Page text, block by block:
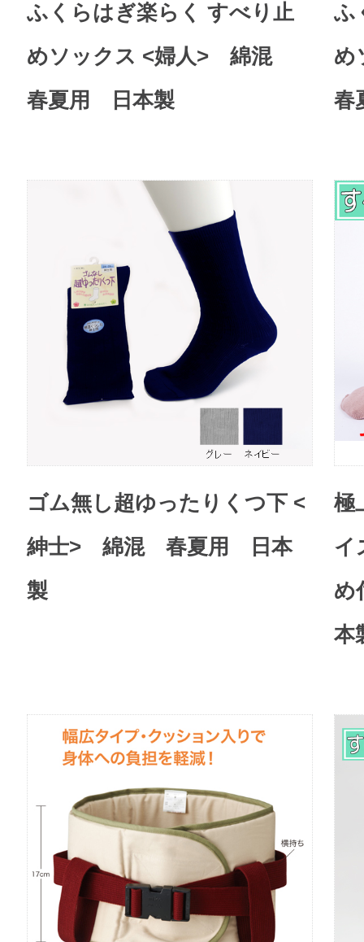
ふくらはぎ楽らく すべり止
めソックス <婦人> 綿混
春夏用 日本製
ふ
め
春
ゴム無し超ゆったりくつ下 <
紳士> 綿混 春夏用 日本
製
極
イ
め
本